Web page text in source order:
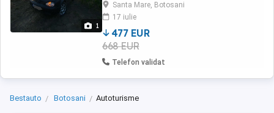
1
Santa Mare, Botosani
17 iulie
477 EUR
668 EUR
Telefon validat
Bestauto Botosani Autoturisme